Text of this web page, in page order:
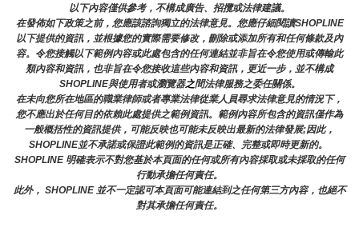
以下內容僅供參考，不構成廣告、招攬或法律建議。
在發佈如下政策之前，您應該諮詢獨立的法律意見。您應仔細閱讀SHOPLINE
以下提供的資訊，並根據您的實際需要修改，刪除或添加所有和任何條款及內
容。令您接觸以下範例內容或此處包含的任何連結並非旨在令您使用或傳輸此
類內容和資訊，也非旨在令您接收這些內容和資訊，更近一步，並不構成
SHOPLINE與使用者或瀏覽器之間法律服務之委任關係。
在未向您所在地區的職業律師或者專業法律從業人員尋求法律意見的情況下，
您不應出於任何目的依賴此處提供之範例資訊。範例內容所包含的資訊僅作為
一般概括性的資訊提供，可能反映也可能未反映出最新的法律發展;因此，
SHOPLINE並不承諾或保證此範例的資訊是正確、完整或即時更新的。
SHOPLINE 明確表示不對您基於本頁面的任何或所有內容採取或未採取的任何
行動承擔任何責任。
此外， SHOPLINE 並不一定認可本頁面可能連結到之任何第三方內容，也絕不
對其承擔任何責任。